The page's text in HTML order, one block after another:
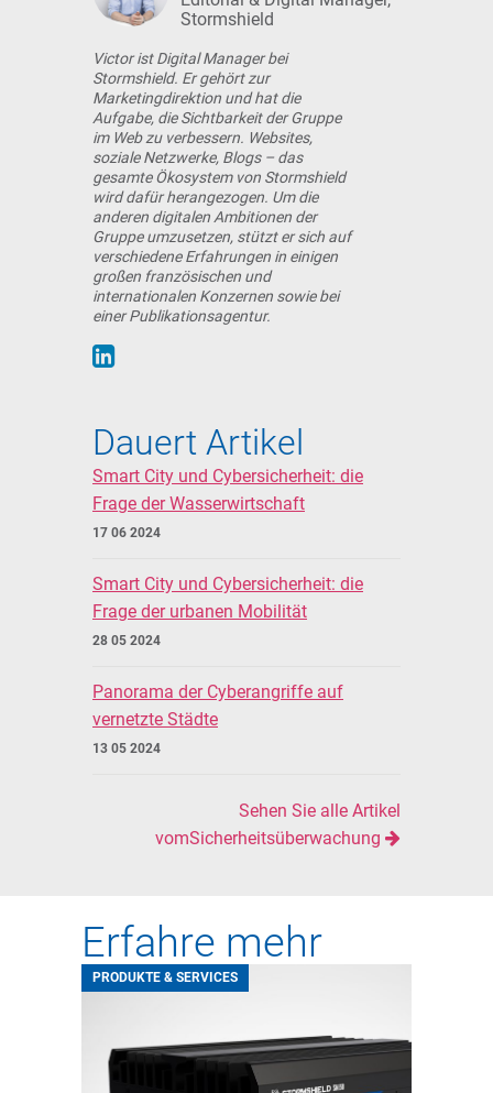
Stormshield
Victor ist Digital Manager bei
Stormshield. Er gehört zur
Marketingdirektion und hat die
Aufgabe, die Sichtbarkeit der Gruppe
im Web zu verbessern. Websites,
soziale Netzwerke, Blogs – das
gesamte Ökosystem von Stormshield
wird dafür herangezogen. Um die
anderen digitalen Ambitionen der
Gruppe umzusetzen, stützt er sich auf
verschiedene Erfahrungen in einigen
großen französischen und
internationalen Konzernen sowie bei
einer Publikationsagentur.
Dauert Artikel
Smart City und Cybersicherheit: die
Frage der Wasserwirtschaft
17 06 2024
Smart City und Cybersicherheit: die
Frage der urbanen Mobilität
28 05 2024
Panorama der Cyberangriffe auf
vernetzte Städte
13 05 2024
Sehen Sie alle Artikel
vomSicherheitsüberwachung
Erfahre mehr
PRODUKTE & SERVICES